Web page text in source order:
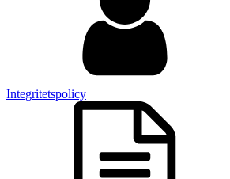
Integritetspolicy